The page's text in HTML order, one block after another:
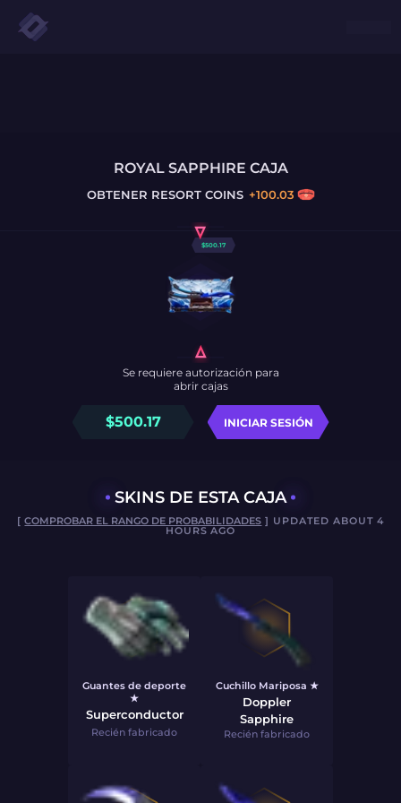
ROYAL SAPPHIRE CAJA
OBTENER RESORT COINS +100.03
$500.17
$500.17 INICIAR SESIÓN
Se requiere autorización para
abrir cajas
SKINS DE ESTA CAJA
[COMPROBAR EL RANGO DE PROBABILIDADES ] UPDATED ABOUT 4
HOURS AGO
Guantes de deporte
★
Superconductor
Recién fabricado
Cuchillo Mariposa ★
Doppler
Sapphire
Recién fabricado